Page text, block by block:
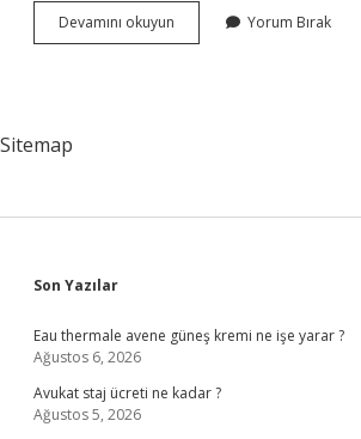
Devamını okuyun Pakistan
Kast
Yorum Bırak
Sitemap
Sidebar
Son Yazılar
Eau thermale avene güneş kremi ne işe yarar ?
Ağustos 6, 2026
Avukat staj ücreti ne kadar ?
Ağustos 5, 2026